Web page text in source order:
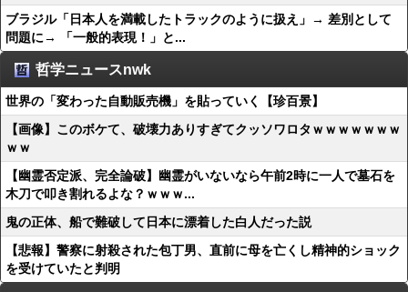
ブラジル「日本人を満載したトラックのように扱え」→ 差別として
問題に→ 「一般的表現！」と...
哲学ニュースnwk
世界の「変わった自動販売機」を貼っていく【珍百景】
【画像】このボケて、破壊力ありすぎてクッソワロタｗｗｗｗｗｗｗ
ｗｗ
【幽霊否定派、完全論破】幽霊がいないなら午前2時に一人で墓石を
木刀で叩き割れるよな？ｗｗｗ...
鬼の正体、船で難破して日本に漂着した白人だった説
【悲報】警察に射殺された包丁男、直前に母を亡くし精神的ショック
を受けていたと判明